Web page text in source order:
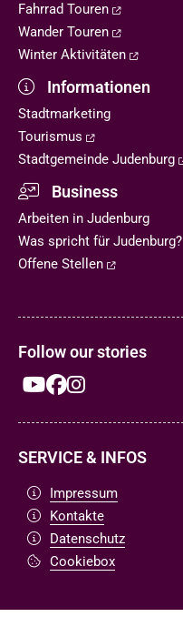
Fahrrad Touren
Wander Touren
Winter Aktivitäten
Informationen
Stadtmarketing
Tourismus
Stadtgemeinde Judenburg
Business
Arbeiten in Judenburg
Was spricht für Judenburg?
Offene Stellen
Follow our stories
SERVICE & INFOS
Impressum
Kontakte
Datenschutz
Cookiebox